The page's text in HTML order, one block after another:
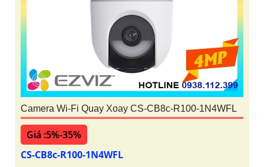
Camera Wi-Fi Quay Xoay CS-CB8c-R100-1N4WFL
Giá :5%-35%
CS-CB8c-R100-1N4WFL